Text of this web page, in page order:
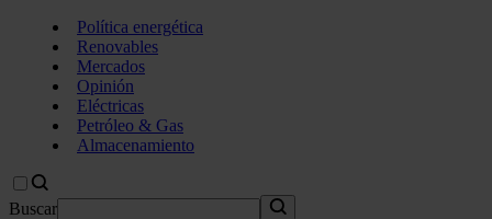
Política energética
Renovables
Mercados
Opinión
Eléctricas
Petróleo & Gas
Almacenamiento
Buscar